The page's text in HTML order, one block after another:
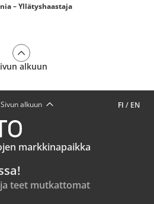
– Yllätyshaastaja
alkuun
FI / EN
Sivun alkuun
markkinapaikka
teet mutkattomat